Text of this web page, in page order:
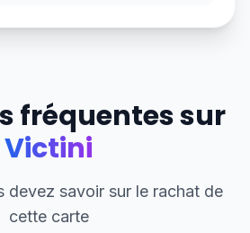
fréquentes sur
Victini
devez savoir sur le rachat de
cette carte